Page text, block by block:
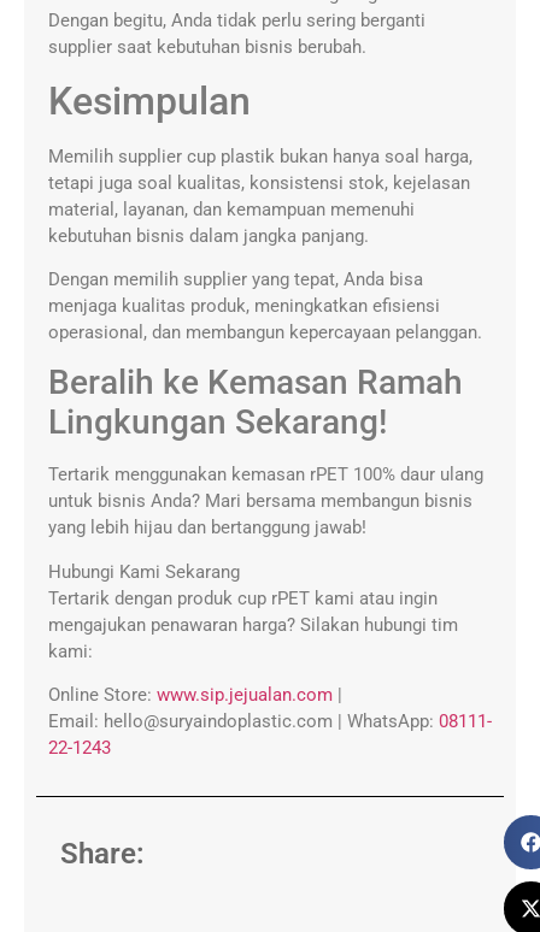
Dengan begitu, Anda tidak perlu sering berganti
supplier saat kebutuhan bisnis berubah.
Kesimpulan
Memilih supplier cup plastik bukan hanya soal harga,
tetapi juga soal kualitas, konsistensi stok, kejelasan
material, layanan, dan kemampuan memenuhi
kebutuhan bisnis dalam jangka panjang.
Dengan memilih supplier yang tepat, Anda bisa
menjaga kualitas produk, meningkatkan efisiensi
operasional, dan membangun kepercayaan pelanggan.
Beralih ke Kemasan Ramah
Lingkungan Sekarang!
Tertarik menggunakan kemasan rPET 100% daur ulang
untuk bisnis Anda? Mari bersama membangun bisnis
yang lebih hijau dan bertanggung jawab!
Hubungi Kami Sekarang
Tertarik dengan produk cup rPET kami atau ingin
mengajukan penawaran harga? Silakan hubungi tim
kami:
Online Store: www.sip.jejualan.com |
Email: hello@suryaindoplastic.com | WhatsApp: 08111-
22-1243
Share: